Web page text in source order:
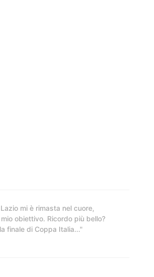
mi è rimasta nel cuore,
obiettivo. Ricordo più bello?
finale di Coppa Italia..."